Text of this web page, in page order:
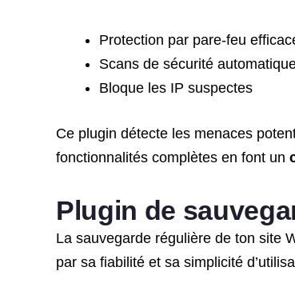
Protection par pare-feu
Scans de sécurité
Bloque les IP suspectes
Ce plugin détecte les menaces
fonctionnalités complètes en font un
Plugin de
La sauvegarde régulière de ton site
par sa fiabilité et sa simplicité